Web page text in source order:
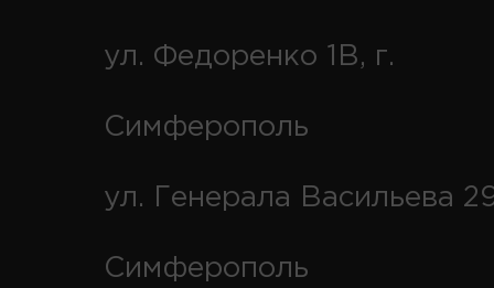
ул. Федоренко 1В, г.
Симферополь
ул. Генерала Васильева
Симферополь